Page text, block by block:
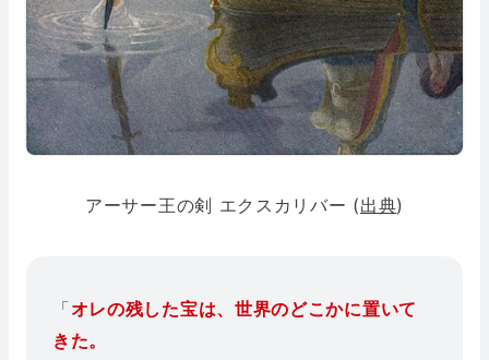
アーサー王の剣 エクスカリバー (出典)
「オレの残した宝は、世界のどこかに置いて
きた。